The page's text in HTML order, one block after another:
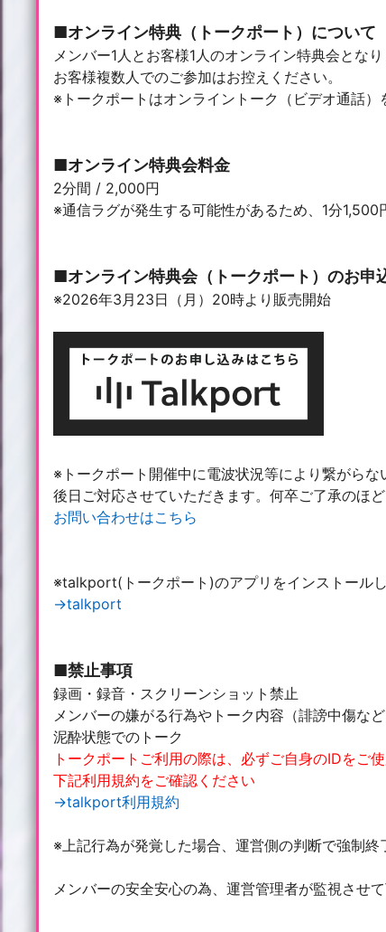
■オンライン特典（トークポート）について
メンバー1人とお客様1人のオンライン特典会となり
お客様複数人でのご参加はお控えください。
※トークポートはオンライントーク（ビデオ通話）
■オンライン特典会料金
2分間 / 2,000円
※通信ラグが発生する可能性があるため、1分
■オンライン特典会（トークポート）のお申
※2026年3月23日（月）20時より販売開始
※トークポート開催中に電波状況等により繋がら
後日ご対応させていただきます。何卒ご了承のほ
お問い合わせはこちら
※talkport(トークポート)のアプリをインストールし
→talkport
■禁止事項
録画・録音・スクリーンショット禁止
メンバーの嫌がる行為やトーク内容（誹謗中傷など
泥酔状態でのトーク
トークポートご利用の際は、必ずご自身のIDをご
下記利用規約をご確認ください
→talkport利用規約
※上記行為が発覚した場合、運営側の判断で強制
メンバーの安全安心の為、運営管理者が監視させて